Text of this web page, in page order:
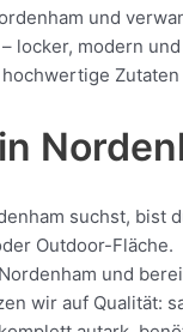
und
locker, modern
suchst,
Outdoor-Fläche.
und
wir auf Qualität: